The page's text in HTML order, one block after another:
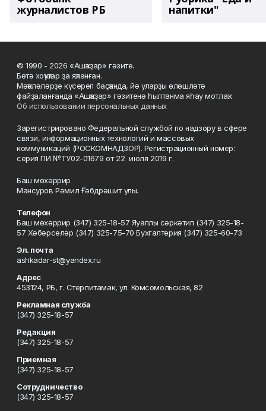
журналистов РБ напитки"
© 1990 - 2026 «Ашҡаҙар» гәзите.
Бөтә хоҡуҡтар ҙа яҡланған.
Мәҡәләләрҙе күсереп баҫҡанда, йә уларҙы өлөшләтә
файҙаланғанда «Ашҡаҙар» гәзитенә һылтанма яһау мотлаҡ.
Об использовании персональных данных
Зарегистрировано Федеральной службой по надзору в сфере
связи, информационных технологий и массовых
коммуникаций (РОСКОМНАДЗОР). Регистрационный номер:
серия ПИ №ТУ02-01679 от 22 июля 2019 г.
Баш мөхәррир
Мансуров Рәмил Ғәбдрәшит улы.
Телефон
Баш мөхәррир (347) 325-18-57 Яуаплы сәркәтип (347) 325-18-
57 Хәбәрселәр (347) 325-75-70 Бухгалтерия (347) 325-60-73
Эл. почта
ashkadar-st@yandex.ru
Адрес
453124, РБ, г. Стерлитамак, ул. Комсомольская, 82
Рекламная служба
(347) 325-18-57
Редакция
(347) 325-18-57
Приемная
(347) 325-18-57
Сотрудничество
(347) 325-18-57